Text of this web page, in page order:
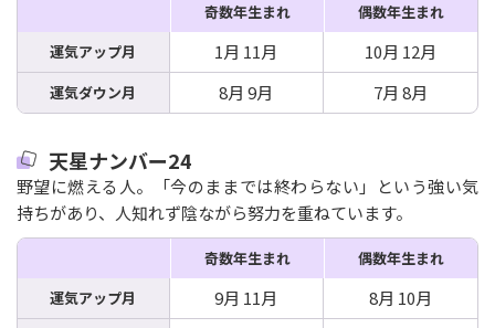
奇数年生まれ
偶数年生まれ
運気アップ月
1月 11月 10月 12月
運気ダウン月 8月 9月 7月 8月
天星ナンバー24
野望に燃える人。「今のままでは終わらない」という強い気
持ちがあり、人知れず陰ながら努力を重ねています。
奇数年生まれ
偶数年生まれ
運気アップ月
9月 11月
8月 10月